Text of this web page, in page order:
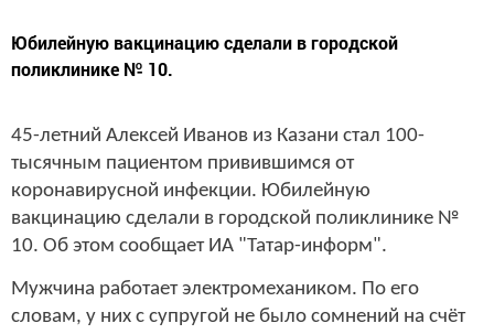
Юбилейную вакцинацию сделали в городской
поликлинике № 10.
45-летний Алексей Иванов из Казани стал 100-
тысячным пациентом привившимся от
коронавирусной инфекции. Юбилейную
вакцинацию сделали в городской поликлинике №
10. Об этом сообщает ИА "Татар-информ".
Мужчина работает электромехаником. По его
словам, у них с супругой не было сомнений на счёт